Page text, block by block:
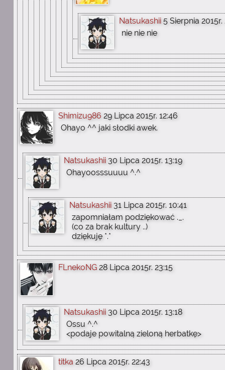
Natsukashii 5 Sierpnia 2015r.
nie nie nie
Shimizu986 29 Lipca 2015r. 12:46
Ohayo ^^ jaki słodki awek.
Natsukashii 30 Lipca 2015r. 13:19
Ohayoosssuuuu ^.^
Natsukashii 31 Lipca 2015r. 10:41
zapomniałam podziękować ._.
(co za brak kultury ..)
dziękuję *.*
FLnekoNG 28 Lipca 2015r. 23:15
Natsukashii 30 Lipca 2015r. 13:18
Ossu ^.^
<podaje powitalną zieloną herbatkę>
titka 26 Lipca 2015r. 22:43